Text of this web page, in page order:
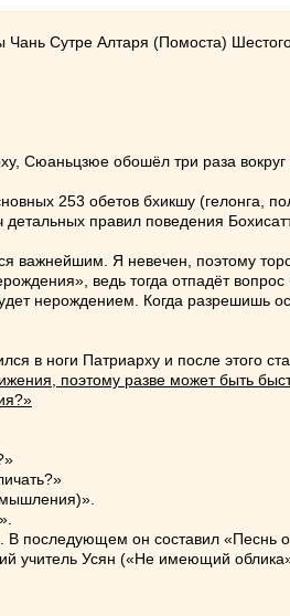
Чань Сутре Алтаря (Помоста)
обошёл три раза вокруг
253 обетов бхикшу (гелонга,
правил поведения
важнейшим. Я невечен, поэтому
ведь тогда отпадёт
нерождением. Когда разрешишь
в ноги Патриарху и после этого
поэтому разве может быть
последующем он составил «Песнь
учитель Усян («Не имеющий